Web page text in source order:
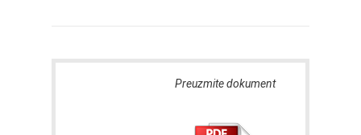
Preuzmite dokument